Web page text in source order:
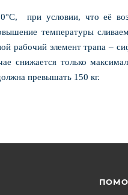
при условии, что её
температуры
рабочий элемент трапа –
снижается только
превышать 150 кг.